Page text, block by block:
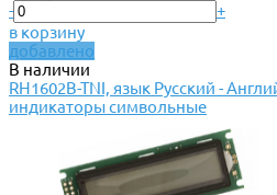
-
+
в корзину
добавлено
В наличии
RH1602B-TNI, язык Русский -
индикаторы символьные